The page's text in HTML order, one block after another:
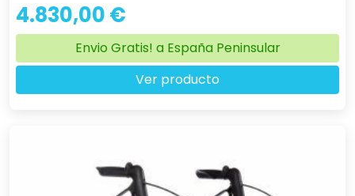
4.830,00 €
Envio Gratis! a España Peninsular
Ver producto